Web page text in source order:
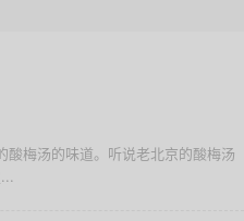
梅汤的味道。听说老北京的酸梅汤